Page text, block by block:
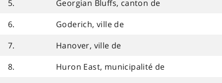
5.
Georgian Bluffs, canton de
6.
Goderich, ville de
7.
Hanover, ville de
8.
Huron East, municipalité de